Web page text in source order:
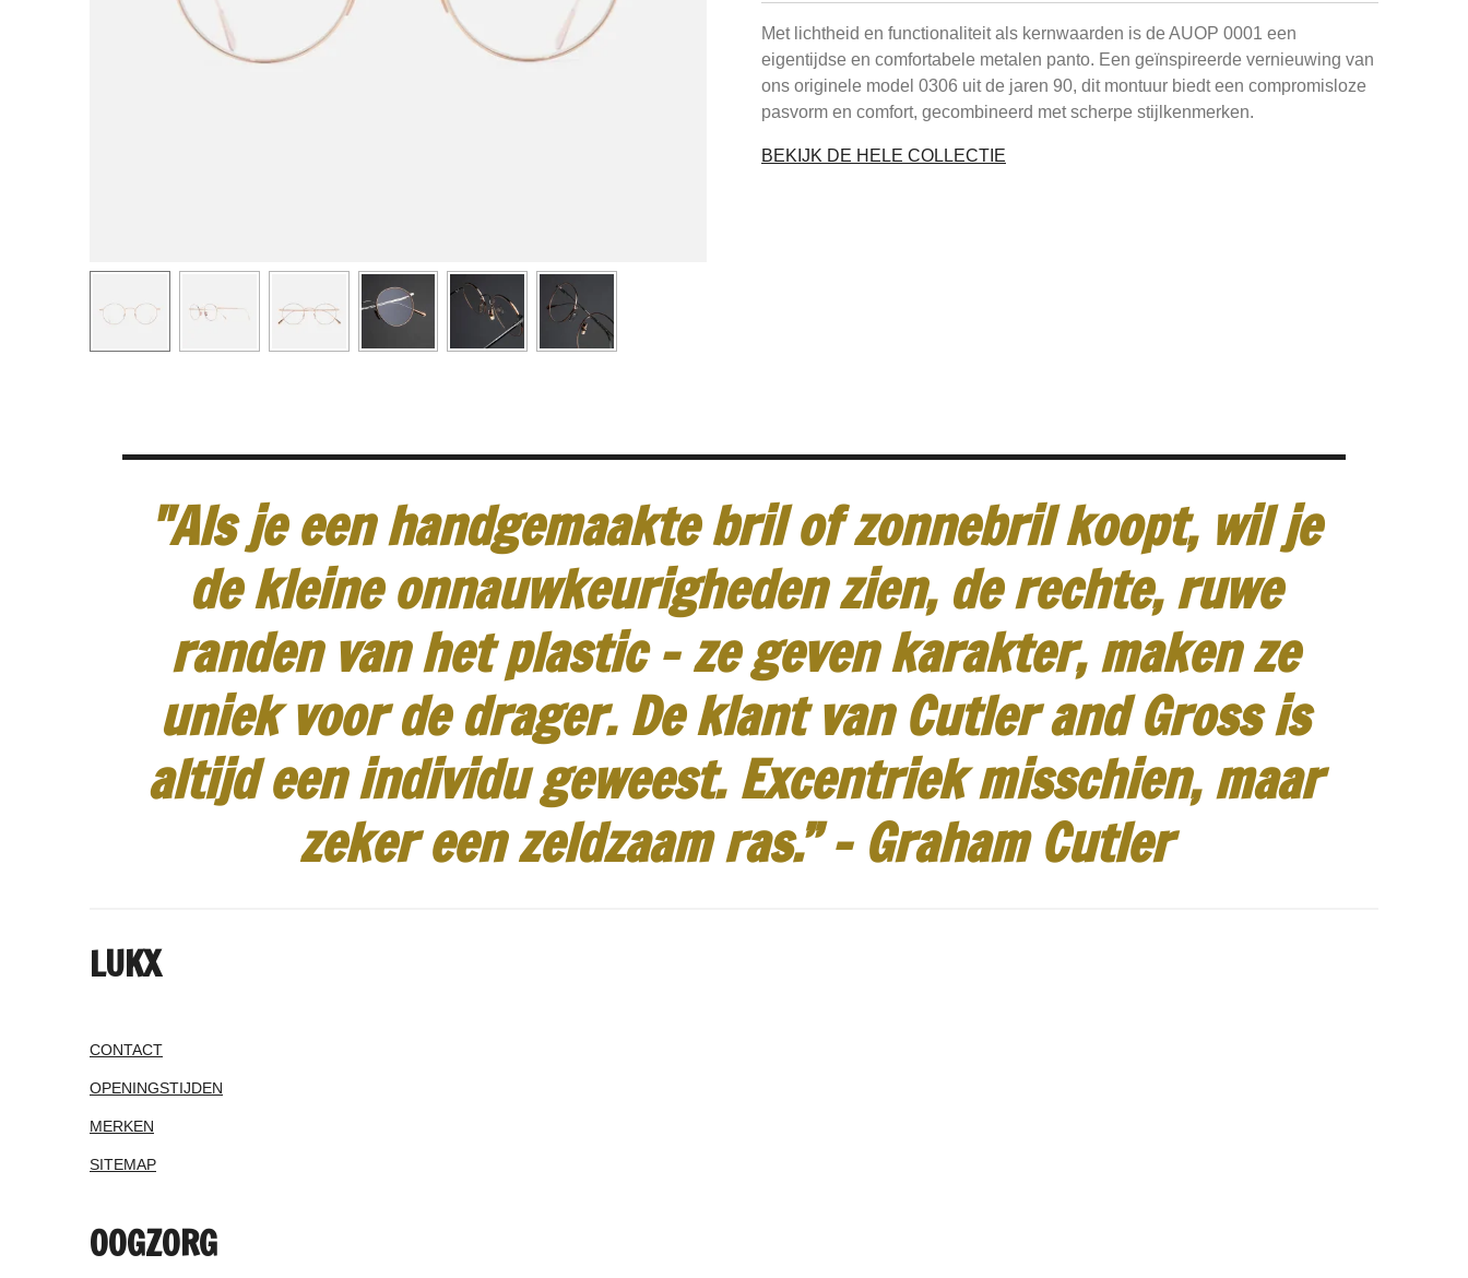
Met lichtheid en functionaliteit als kernwaarden is de AUOP 0001 een
eigentijdse en comfortabele metalen panto. Een geïnspireerde vernieuwing van
ons originele model 0306 uit de jaren 90, dit montuur biedt een compromisloze
pasvorm en comfort, gecombineerd met scherpe stijlkenmerken.
BEKIJK DE HELE COLLECTIE
"Als je een handgemaakte bril of zonnebril koopt, wil je
de kleine onnauwkeurigheden zien, de rechte, ruwe
randen van het plastic - ze geven karakter, maken ze
uniek voor de drager. De klant van Cutler and Gross is
altijd een individu geweest. Excentriek misschien, maar
zeker een zeldzaam ras.” - Graham Cutler
LUKX
CONTACT
OPENINGSTIJDEN
MERKEN
SITEMAP
OOGZORG